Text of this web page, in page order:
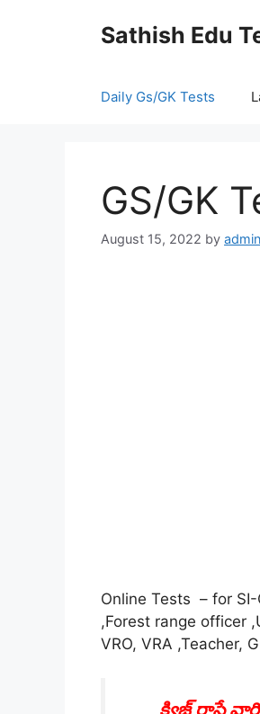
Sathish Edu
Daily Gs/GK Tests
GS/GK
August 15, 2022 by admin
Online Tests – for
,Forest range officer
VRO, VRA ,Teacher,
క్విజ్ రాసే